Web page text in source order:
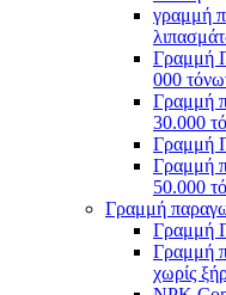
γραμμή
Γραμμή
000
Γραμμή
30.000
Γραμμή
Γραμμή
50.000
Γραμμή
Γραμμή
Γραμμή
χωρίς